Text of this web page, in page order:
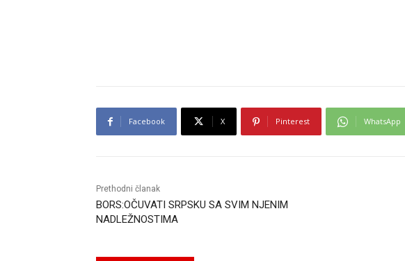
Facebook X Pinterest WhatsApp
Prethodni članak
BORS:OČUVATI SRPSKU SA SVIM NJENIM
NADLEŽNOSTIMA